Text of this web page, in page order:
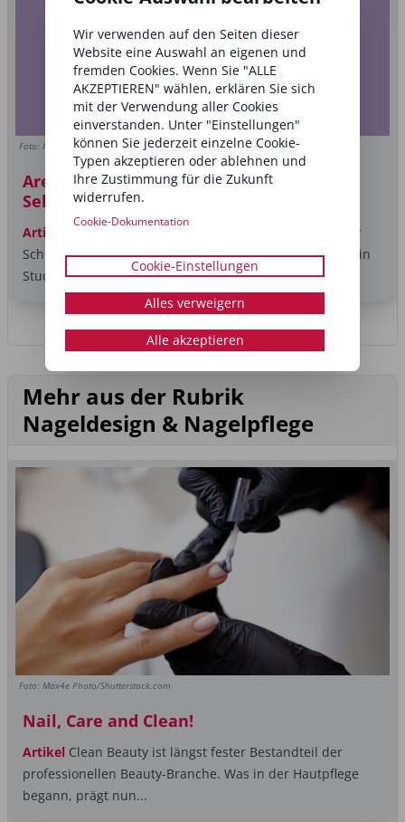
Foto: Roman Samborskyi/Shutterstock.com, Andrea Röthe
Are you Linkedin?: Digitales
Selbstmarketing für Inhaberinnen
Artikel
Als Inhaberin eines Kosmetikinstituts oder einer
Schönheitsanwendung musst du dafür sorgen, dass dein
Studio ganzjährig...
Mehr aus der Rubrik
Nageldesign & Nagelpflege
Foto: Max4e Photo/Shutterstock.com
Nail, Care and Clean!
Artikel Clean Beauty ist längst fester Bestandteil der
professionellen Beauty-Branche. Was in der Hautpflege
begann, prägt nun...
Wir verwenden auf den Seiten dieser
Website eine Auswahl an eigenen und
fremden Cookies. Wenn Sie "ALLE
AKZEPTIEREN" wählen, erklären Sie sich
mit der Verwendung aller Cookies
einverstanden. Unter "Einstellungen"
können Sie jederzeit einzelne Cookie-
Typen akzeptieren oder ablehnen und
Ihre Zustimmung für die Zukunft
widerrufen.
Cookie-Dokumentation
Cookie-Einstellungen
Alles verweigern
Alle akzeptieren